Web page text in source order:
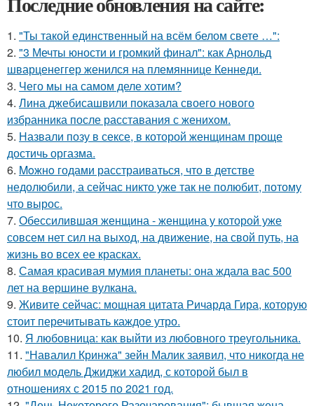
1. "Ты такой единственный на всём белом свете …":
2. "3 Мечты юности и громкий финал": как Арнольд
шварценеггер женился на племяннице Кеннеди.
3. Чего мы на самом деле хотим?
4. Лина джебисашвили показала своего нового
избранника после расставания с женихом.
5. Назвали позу в сексе, в которой женщинам проще
достичь оргазма.
6. Moжнo годами расстраиваться, что в детстве
недолюбили, а сейчас никто уже так не полюбит, потому
что вырос.
7. Обессилившая женщина - женщина у которой уже
совсем нет сил на выход, на движение, на свой путь, на
жизнь во всех ее красках.
8. Самая красивая мумия планеты: она ждала вас 500
лет на вершине вулкана.
9. Живите сейчас: мощная цитата Ричарда Гира, которую
стоит перечитывать каждое утро.
10. Я любовница: как выйти из любовного треугольника.
11. "Навалил Кринжа" зейн Малик заявил, что никогда не
любил модель Джиджи хадид, с которой был в
отношениях с 2015 по 2021 год.